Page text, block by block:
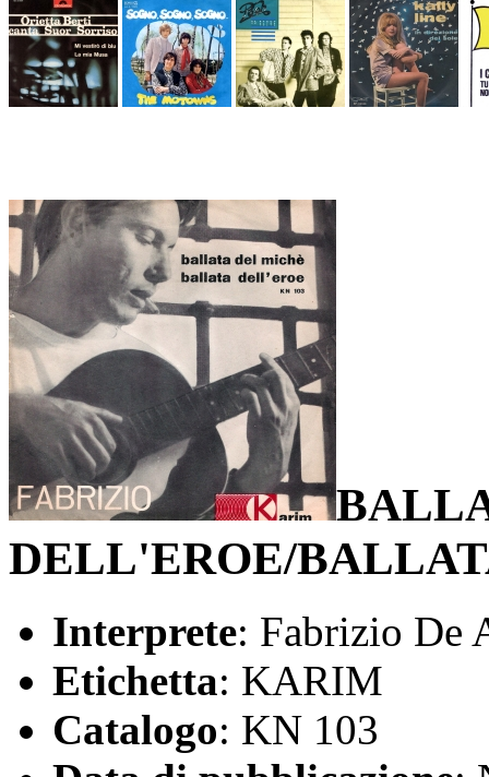
DELL'EROE/
Interprete: Fabrizio De
Etichetta: KARIM
Catalogo: KN 103